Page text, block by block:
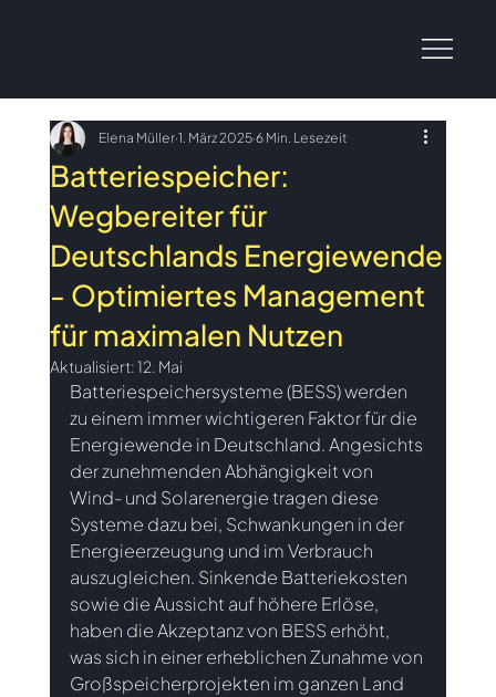
Batteriespeicher:
Wegbereiter für
Deutschlands Energiewende
- Optimiertes Management
für maximalen Nutzen
Elena Müller 1. März 2025 6 Min. Lesezeit
Aktualisiert:12. Mai
Batteriespeichersysteme (BESS) werden
zu einem immer wichtigeren Faktor für die
Energiewende in Deutschland. Angesichts
der zunehmenden Abhängigkeit von
Wind- und Solarenergie tragen diese
Systeme dazu bei, Schwankungen in der
Energieerzeugung und im Verbrauch
auszugleichen. Sinkende Batteriekosten
sowie die Aussicht auf höhere Erlöse,
haben die Akzeptanz von BESS erhöht,
was sich in einer erheblichen Zunahme von
Großspeicherprojekten im ganzen Land